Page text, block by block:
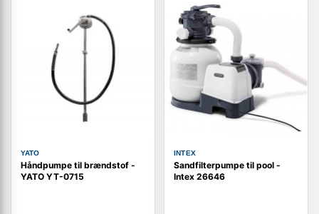
YATO
Håndpumpe til brændstof -
YATO YT-0715
INTEX
Sandfilterpumpe til pool -
Intex 26646